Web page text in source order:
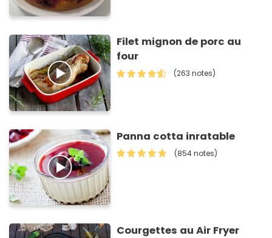
Filet mignon de porc au
four
(263 notes)
Panna cotta inratable
(854 notes)
Courgettes au Air Fryer